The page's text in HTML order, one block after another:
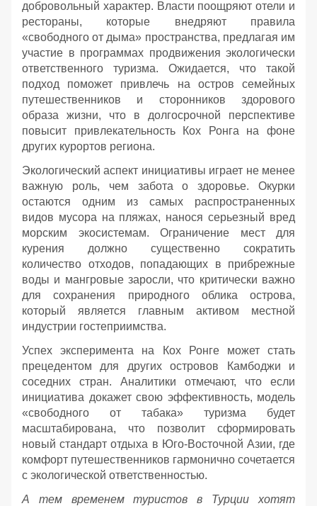
добровольный характер. Власти поощряют отели и
рестораны, которые внедряют правила
«свободного от дыма» пространства, предлагая им
участие в программах продвижения экологически
ответственного туризма. Ожидается, что такой
подход поможет привлечь на остров семейных
путешественников и сторонников здорового
образа жизни, что в долгосрочной перспективе
повысит привлекательность Кох Ронга на фоне
других курортов региона.
Экологический аспект инициативы играет не менее
важную роль, чем забота о здоровье. Окурки
остаются одним из самых распространенных
видов мусора на пляжах, нанося серьезный вред
морским экосистемам. Ограничение мест для
курения должно существенно сократить
количество отходов, попадающих в прибрежные
воды и мангровые заросли, что критически важно
для сохранения природного облика острова,
который является главным активом местной
индустрии гостеприимства.
Успех эксперимента на Кох Ронге может стать
прецедентом для других островов Камбоджи и
соседних стран. Аналитики отмечают, что если
инициатива докажет свою эффективность, модель
«свободного от табака» туризма будет
масштабирована, что позволит сформировать
новый стандарт отдыха в Юго-Восточной Азии, где
комфорт путешественников гармонично сочетается
с экологической ответственностью.
А тем временем туристов в Турции хотят